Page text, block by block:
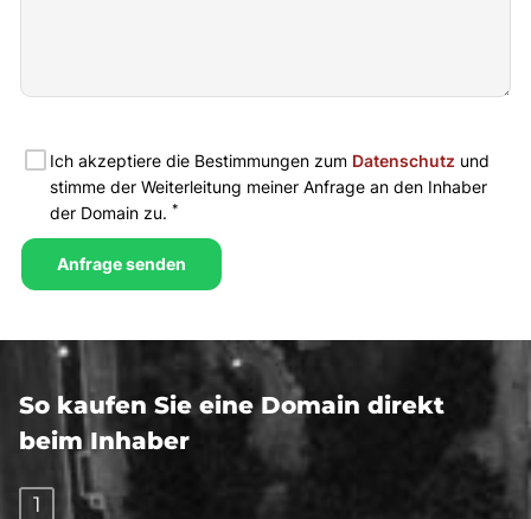
So kaufen Sie eine Domain direkt
beim Inhaber
1